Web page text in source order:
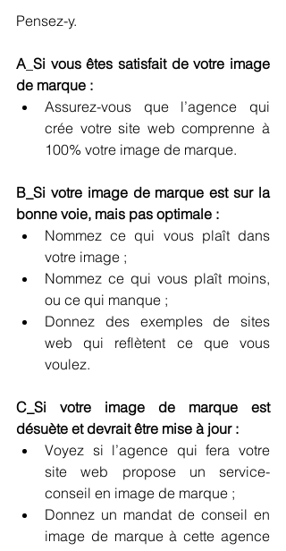
Pensez-y.
A Si vous êtes satisfait de votre image
de marque :
Assurez-vous que l’agence qui
crée votre site web comprenne à
100% votre image de marque.
B_Si votre image de marque est sur la
bonne voie, mais pas optimale :
Nommez ce qui vous plaît dans
votre image ;
Nommez ce qui vous plaît moins,
ou ce qui manque ;
Donnez des exemples de sites
web qui reflètent ce que vous
voulez.
C_Si votre image de marque est
désuète et devrait être mise à jour :
Voyez si l’agence qui fera votre
site web propose un service-
conseil en image de marque ;
Donnez un mandat de conseil en
image de marque à cette agence